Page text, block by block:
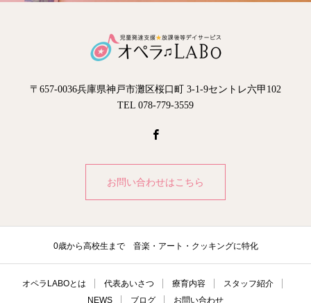
〒657-0036兵庫県神戸市灘区桜口町 3-1-9セントレ六甲102
TEL 078-779-3559
お問い合わせはこちら
0歳から高校生まで 音楽・アート・クッキングに特化
オペラLABOとは 代表あいさつ 療育内容
スタッフ紹介
NEWS
ブログ お問い合わせ